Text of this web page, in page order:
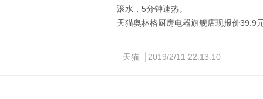
滚水，5分钟速热。
天猫奥林格厨房电器旗舰店现报价39.9
叠加优惠券：10元优惠券
天猫 2019/2/11 22:13:10